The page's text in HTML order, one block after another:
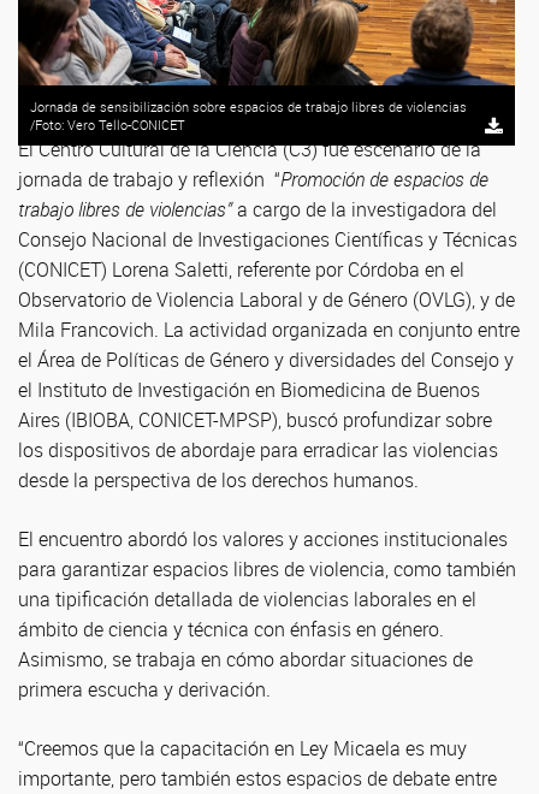
Jornada de sensibilización sobre espacios de trabajo libres de violencias
/Foto: Vero Tello-CONICET
El Centro Cultural de la Ciencia (C3) fue escenario de la
jornada de trabajo y reflexión “Promoción de espacios de
trabajo libres de violencias”a cargo de la investigadora del
Consejo Nacional de Investigaciones Científicas y Técnicas
(CONICET) Lorena Saletti, referente por Córdoba en el
Observatorio de Violencia Laboral y de Género (OVLG), y de
Mila Francovich. La actividad organizada en conjunto entre
el Área de Políticas de Género y diversidades del Consejo y
el Instituto de Investigación en Biomedicina de Buenos
Aires (IBIOBA, CONICET-MPSP), buscó profundizar sobre
los dispositivos de abordaje para erradicar las violencias
desde la perspectiva de los derechos humanos.
El encuentro abordó los valores y acciones institucionales
para garantizar espacios libres de violencia, como también
una tipificación detallada de violencias laborales en el
ámbito de ciencia y técnica con énfasis en género.
Asimismo, se trabaja en cómo abordar situaciones de
primera escucha y derivación.
“Creemos que la capacitación en Ley Micaela es muy
importante, pero también estos espacios de debate entre